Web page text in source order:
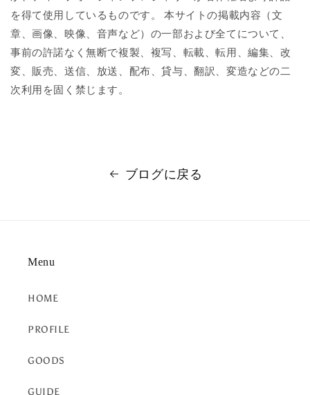
を得て使用しているものです。 本サイトの掲載内容（文
章、画像、映像、音声など）の一部および全てについて、
事前の許諾なく無断で複製、複写、転載、転用、編集、改
変、販売、送信、放送、配布、貸与、翻訳、変造などの二
次利用を固く禁じます。
ブログに戻る
Menu
HOME
PROFILE
GOODS
GUIDE